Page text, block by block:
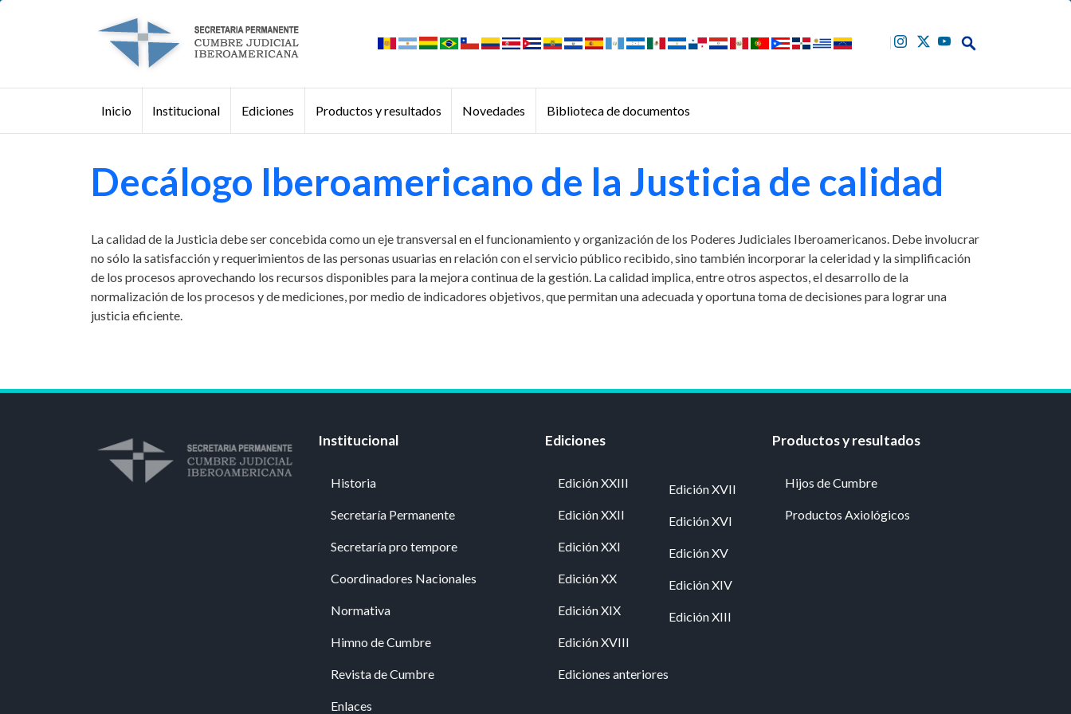
Buscar
Inicio Institucional Ediciones Productos y resultados Novedades Biblioteca de documentos
Decálogo Iberoamericano de la Justicia de calidad
La calidad de la Justicia debe ser concebida como un eje transversal en el funcionamiento y organización de los Poderes Judiciales Iberoamericanos. Debe involucrar
no sólo la satisfacción y requerimientos de las personas usuarias en relación con el servicio público recibido, sino también incorporar la celeridad y la simplificación
de los procesos aprovechando los recursos disponibles para la mejora continua de la gestión. La calidad implica, entre otros aspectos, el desarrollo de la
normalización de los procesos y de mediciones, por medio de indicadores objetivos, que permitan una adecuada y oportuna toma de decisiones para lograr una
justicia eficiente.
Institucional
Historia
Secretaría Permanente
Secretaría pro tempore
Coordinadores Nacionales
Normativa
Himno de Cumbre
Revista de Cumbre
Enlaces
Ediciones
Edición XXIII
Edición XXII
Edición XXI
Edición XX
Edición XIX
Edición XVIII
Edición XVII
Edición XVI
Edición XV
Edición XIV
Edición XIII
Ediciones anteriores
Productos y resultados
Hijos de Cumbre
Productos Axiológicos